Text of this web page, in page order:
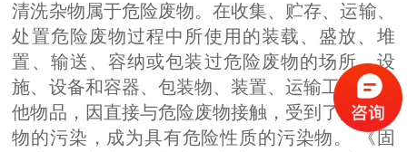
清洗杂物属于危险废物。在收集、贮存、运输、
处置危险废物过程中所使用的装载、盛放、堆
置、输送、容纳或包装过危险废物的场所、设
施、设备和容器、包装物、装置、运输工具或其
他物品，因直接与危险废物接触，受到了危险废
物的污染，成为具有危险性质的污染物。 《固